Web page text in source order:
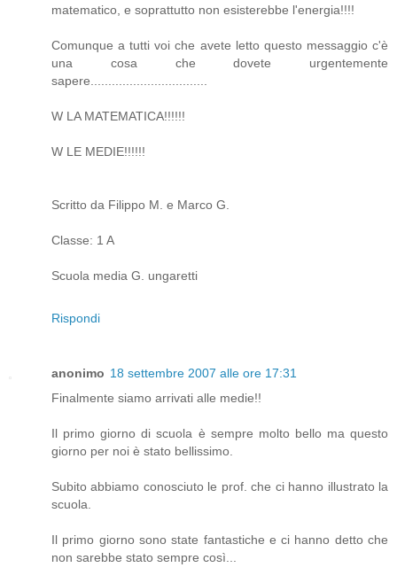
matematico, e soprattutto non esisterebbe l'energia!!!!
Comunque a tutti voi che avete letto questo messaggio c'è
una cosa che dovete urgentemente
sapere.................................
W LA MATEMATICA!!!!!!
W LE MEDIE!!!!!!
Scritto da Filippo M. e Marco G.
Classe: 1 A
Scuola media G. ungaretti
Rispondi
anonimo 18 settembre 2007 alle ore 17:31
Finalmente siamo arrivati alle medie!!
Il primo giorno di scuola è sempre molto bello ma questo
giorno per noi è stato bellissimo.
Subito abbiamo conosciuto le prof. che ci hanno illustrato la
scuola.
Il primo giorno sono state fantastiche e ci hanno detto che
non sarebbe stato sempre così...